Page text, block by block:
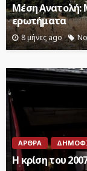
Μέση Ανατολή:
ερωτήματα
8 μήνες ago
ΆΡΘΡΑ
Η κρίση του